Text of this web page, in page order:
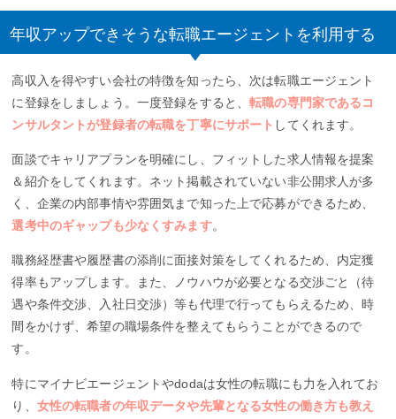
年収アップできそうな転職エージェントを利用する
高収入を得やすい会社の特徴を知ったら、次は転職エージェント
に登録をしましょう。一度登録をすると、転職の専門家であるコ
ンサルタントが登録者の転職を丁寧にサポート してくれます。
面談でキャリアプランを明確にし、フィットした求人情報を提案
＆紹介をしてくれます。ネット掲載されていない非公開求人が多
く、企業の内部事情や雰囲気まで知った上で応募ができるため、
選考中のギャップも少なくすみます。
職務経歴書や履歴書の添削に面接対策をしてくれるため、内定獲
得率もアップします。また、ノウハウが必要となる交渉ごと（待
遇や条件交渉、入社日交渉）等も代理で行ってもらえるため、時
間をかけず、希望の職場条件を整えてもらうことができるので
す。
特にマイナビエージェントやdodaは女性の転職にも力を入れてお
り、 女性の転職者の年収データや先輩となる女性の働き方も教え